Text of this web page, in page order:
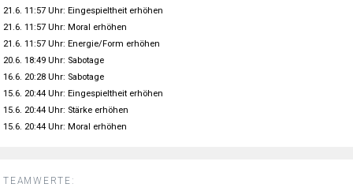
TEAMWERTE:
21.6. 11:57 Uhr: Eingespieltheit erhöhen
21.6. 11:57 Uhr: Moral erhöhen
21.6. 11:57 Uhr: Energie/Form erhöhen
20.6. 18:49 Uhr: Sabotage
16.6. 20:28 Uhr: Sabotage
15.6. 20:44 Uhr: Eingespieltheit erhöhen
15.6. 20:44 Uhr: Stärke erhöhen
15.6. 20:44 Uhr: Moral erhöhen